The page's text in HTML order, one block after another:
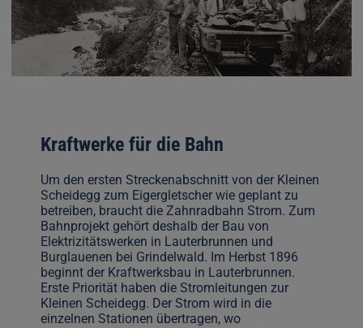
Kraftwerke für die Bahn
Um den ersten Streckenabschnitt von der Kleinen
Scheidegg zum Eigergletscher wie geplant zu
betreiben, braucht die Zahnradbahn Strom. Zum
Bahnprojekt gehört deshalb der Bau von
Elektrizitätswerken in Lauterbrunnen und
Burglauenen bei Grindelwald. Im Herbst 1896
beginnt der Kraftwerksbau in Lauterbrunnen.
Erste Priorität haben die Stromleitungen zur
Kleinen Scheidegg. Der Strom wird in die
einzelnen Stationen übertragen, wo